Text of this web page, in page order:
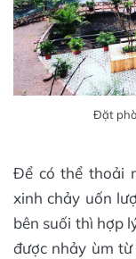
Đặt
Để có thể thoải
xinh chảy uốn
bên suối thì hợp
được nhảy ùm